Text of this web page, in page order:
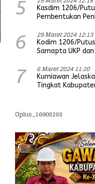
5
Kasdim 1206/
Pembentukan
6 29 Maret 2024 12:13
Kodim 1206/
Samapta UKP
7 6 Maret 2024 11:20
Kurniawan
Tingkat
Oplus_16908288